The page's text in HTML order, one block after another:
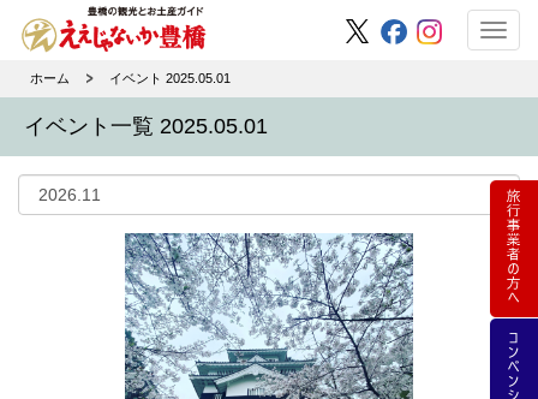
ホーム イベント 2025.05.01
イベント一覧 2025.05.01